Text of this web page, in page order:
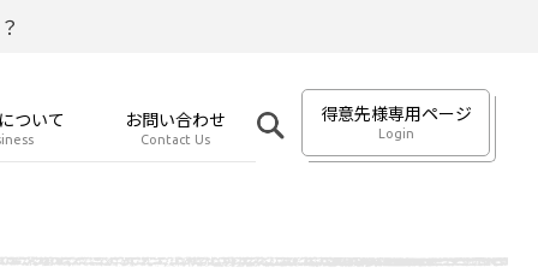
ついて お問い合わせ
Contact Us
得意先様専用ページ
Login